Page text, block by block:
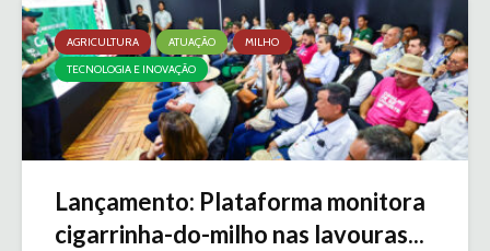
AGRICULTURA ATUAÇÃO
MILHO
TECNOLOGIA E INOVAÇÃO
Lançamento: Plataforma monitora
cigarrinha-do-milho nas lavouras...